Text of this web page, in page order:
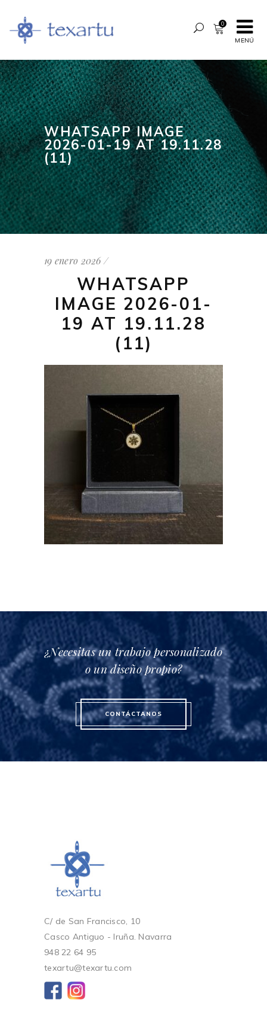
MENÚ
0
WHATSAPP IMAGE
2026-01-19 AT 19.11.28
(11)
19 enero 2026
WHATSAPP
IMAGE 2026-01-
19 AT 19.11.28
(11)
¿Necesitas un trabajo personalizado
o un diseño propio?
CONTÁCTANOS
C/ de San Francisco, 10
Casco Antiguo - Iruña. Navarra
948 22 64 95
texartu@texartu.com